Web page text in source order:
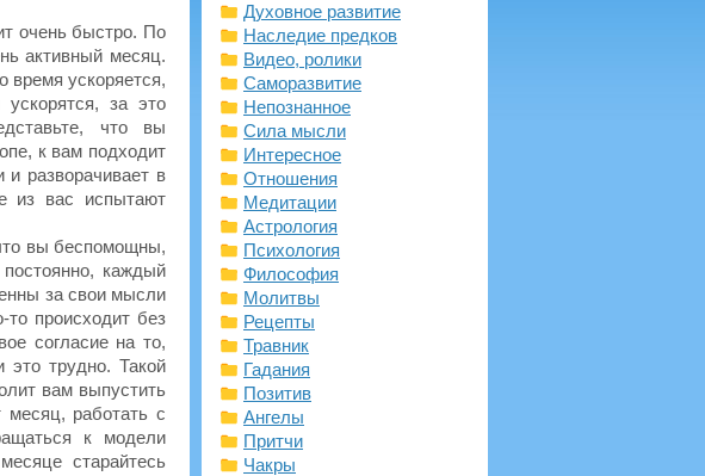
очень быстро. По
активный месяц.
время ускоряется,
за это
что вы
к вам подходит
разворачивает в
из вас испытают
вы беспомощны,
каждый
за свои мысли
происходит без
согласие на то,
трудно. Такой
вам выпустить
работать с
к модели
старайтесь
Духовное развитие
Наследие предков
Видео, ролики
Саморазвитие
Непознанное
Сила мысли
Интересное
Отношения
Медитации
Астрология
Психология
Философия
Молитвы
Рецепты
Травник
Гадания
Позитив
Ангелы
Притчи
Чакры